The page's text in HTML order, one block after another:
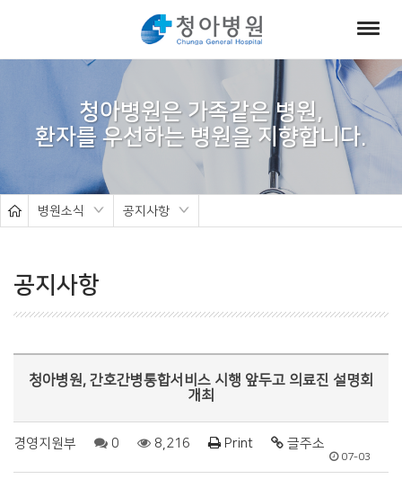
얼
청아병원은 가족같은 병원,
병원소식 공지사항
공지사항
청아병원, 간호간병통합서비스 시행 앞두고 의료진 설명회
개최
경영지원부 0 8,216 Print 글주소
07-03